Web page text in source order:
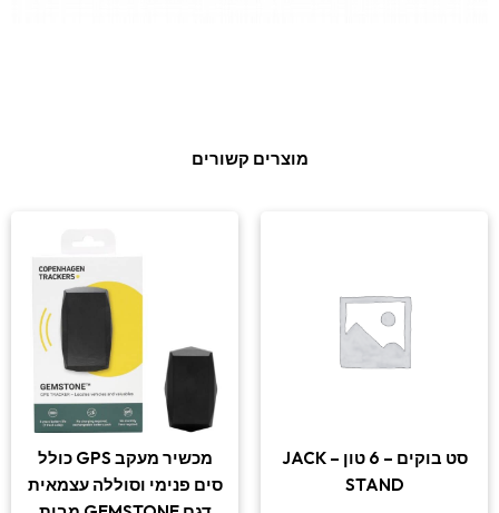
מוצרים קשורים
סט בוקים – 6 טון – JACK
STAND
מכשיר מעקב GPS כולל
סים פנימי וסוללה עצמאית